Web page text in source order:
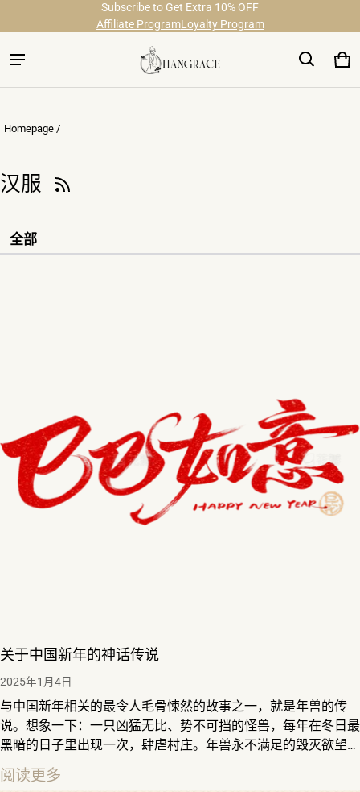
Subscribe to Get Extra 10% OFF
Free Shipping on Order Over $29
Affiliate ProgramLoyalty Program
大
0
Homepage /
汉服
全部
关于中国新年的神话传说
2025年1月4日
与中国新年相关的最令人毛骨悚然的故事之一，就是年兽的传
说。想象一下：一只凶猛无比、势不可挡的怪兽，每年在冬日最
黑暗的日子里出现一次，肆虐村庄。年兽永不满足的毁灭欲望让
人类感到恐惧——直到人们发现了它一个致命的弱点。年兽害怕
三样东西：红色、火焰的噼啪声和震耳欲聋的爆炸声。这一发现
阅读更多